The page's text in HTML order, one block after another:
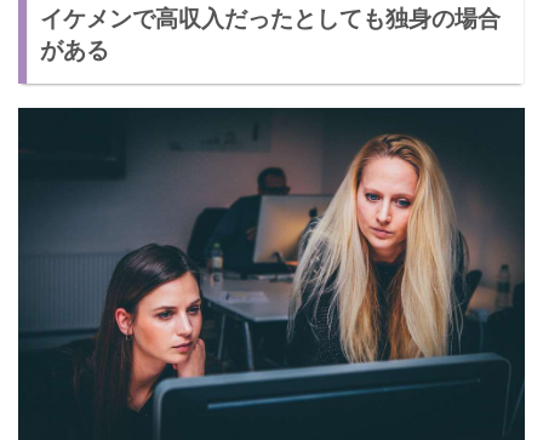
イケメンで高収入だったとしても独身の場合
がある